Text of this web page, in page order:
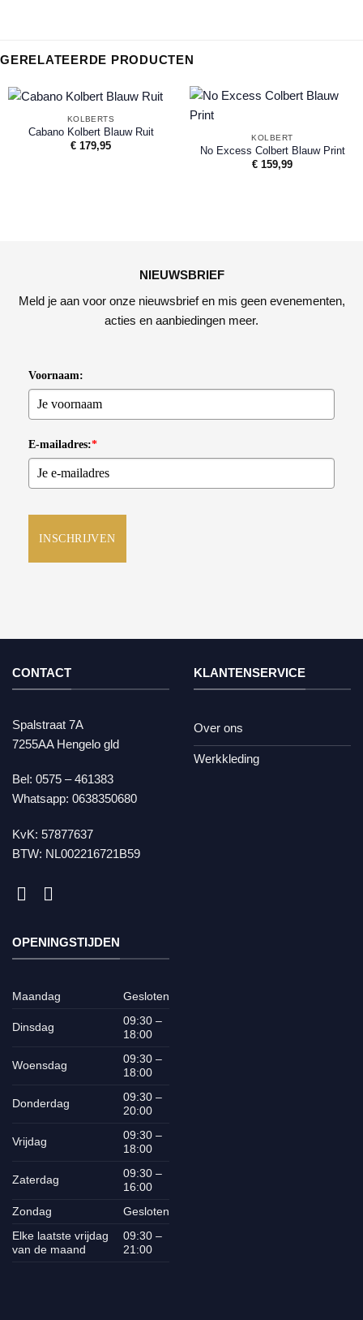
GERELATEERDE PRODUCTEN
KOLBERTS
Cabano Kolbert Blauw Ruit
€ 179,95
KOLBERT
No Excess Colbert Blauw Print
€ 159,99
NIEUWSBRIEF
Meld je aan voor onze nieuwsbrief en mis geen evenementen,
acties en aanbiedingen meer.
Voornaam:
E-mailadres:*
INSCHRIJVEN
CONTACT
Spalstraat 7A
7255AA Hengelo gld
Bel: 0575 – 461383
Whatsapp: 0638350680
KvK: 57877637
BTW: NL002216721B59
KLANTENSERVICE
Over ons
Werkkleding
OPENINGSTIJDEN
Maandag Gesloten
Dinsdag
09:30 –
18:00
Woensdag
09:30 –
18:00
Donderdag
09:30 –
20:00
Vrijdag
09:30 –
18:00
Zaterdag
09:30 –
16:00
Zondag
Gesloten
Elke laatste vrijdag
van de maand
09:30 –
21:00